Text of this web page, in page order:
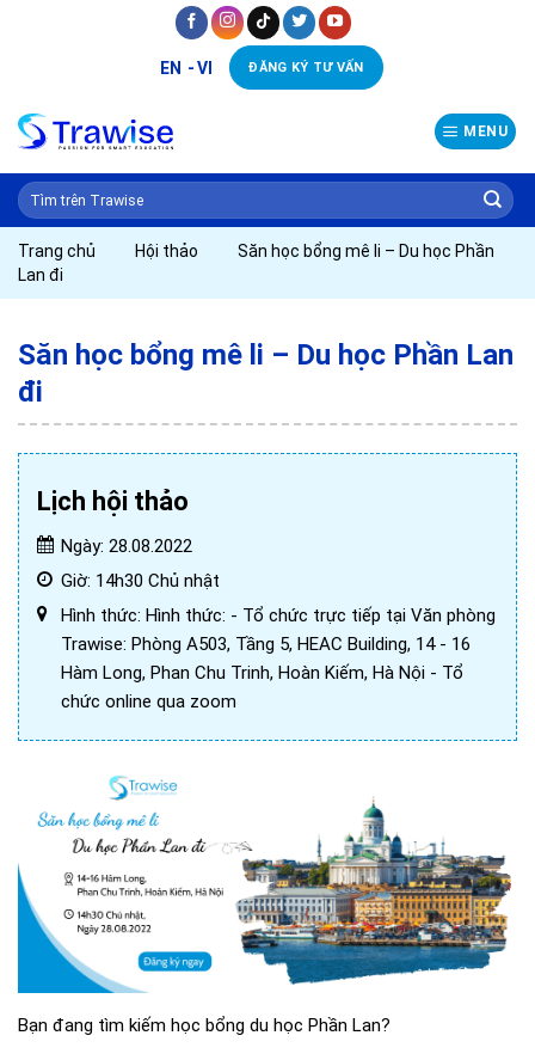
EN VI ĐĂNG KÝ TƯ VẤN
MENU
Trang chủ Hội thảo
Săn học bổng mê li – Du học Phần
Lan đi
Săn học bổng mê li – Du học Phần Lan
đi
Lịch hội thảo
Ngày: 28.08.2022
Giờ: 14h30 Chủ nhật
Hình thức: Hình thức: - Tổ chức trực tiếp tại Văn phòng
Trawise: Phòng A503, Tầng 5, HEAC Building, 14 - 16
Hàm Long, Phan Chu Trinh, Hoàn Kiếm, Hà Nội - Tổ
chức online qua zoom
Bạn đang tìm kiếm học bổng du học Phần Lan?